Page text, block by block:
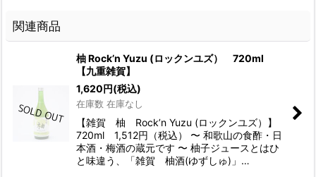
関連商品
柚 Rock’n Yuzu (ロックンユズ） 720ml
【九重雑賀】
1,620円(税込)
在庫数 在庫なし
【雑賀 柚 Rock’n Yuzu (ロックンユズ）】
720ml 1,512円（税込） 〜 和歌山の食酢・日
本酒・梅酒の蔵元です 〜 柚子ジュースとはひ
と味違う、「雑賀 柚酒(ゆずしゅ)」…